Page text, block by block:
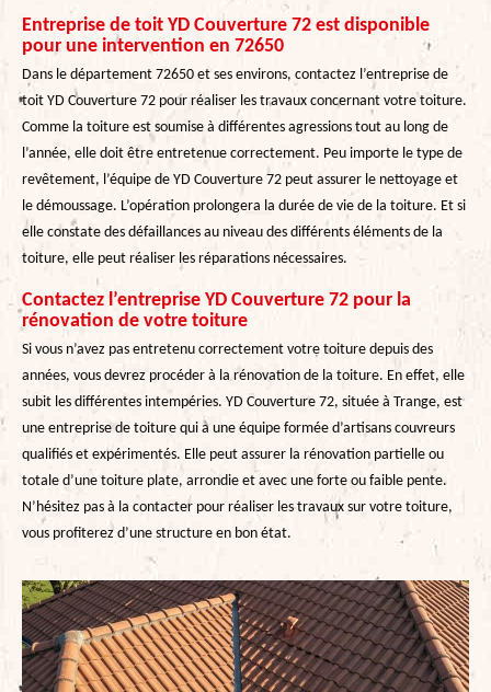
Entreprise de toit YD Couverture 72 est disponible
pour une intervention en 72650
Dans le département 72650 et ses environs, contactez l’entreprise de
toit YD Couverture 72 pour réaliser les travaux concernant votre toiture.
Comme la toiture est soumise à différentes agressions tout au long de
l’année, elle doit être entretenue correctement. Peu importe le type de
revêtement, l’équipe de YD Couverture 72 peut assurer le nettoyage et
le démoussage. L’opération prolongera la durée de vie de la toiture. Et si
elle constate des défaillances au niveau des différents éléments de la
toiture, elle peut réaliser les réparations nécessaires.
Contactez l’entreprise YD Couverture 72 pour la
rénovation de votre toiture
Si vous n’avez pas entretenu correctement votre toiture depuis des
années, vous devrez procéder à la rénovation de la toiture. En effet, elle
subit les différentes intempéries. YD Couverture 72, située à Trange, est
une entreprise de toiture qui a une équipe formée d’artisans couvreurs
qualifiés et expérimentés. Elle peut assurer la rénovation partielle ou
totale d’une toiture plate, arrondie et avec une forte ou faible pente.
N’hésitez pas à la contacter pour réaliser les travaux sur votre toiture,
vous profiterez d’une structure en bon état.